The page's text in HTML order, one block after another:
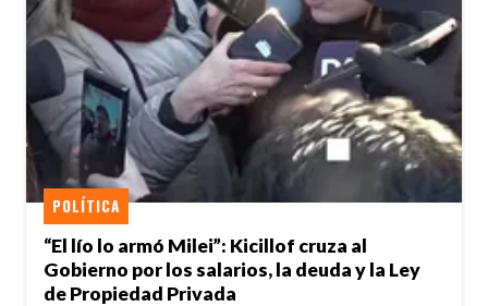
“El lío lo armó Milei”: Kicillof cruza al
Gobierno por los salarios, la deuda y la Ley
de Propiedad Privada
POLÍTICA